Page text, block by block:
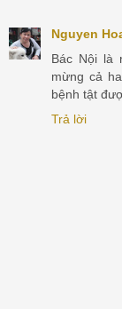
Nguyen
Bác Nội là
mừng cả
bệnh tật
Trả lời